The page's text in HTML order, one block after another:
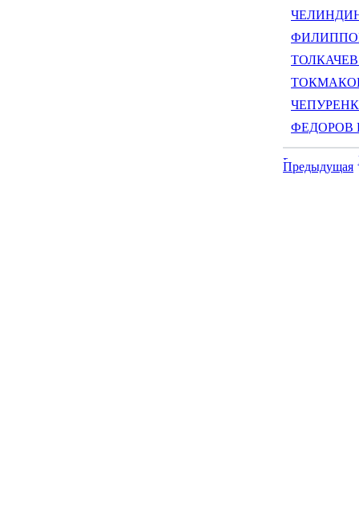
ЧЕЛИНДИН
ФИЛИППОВ
ТОЛКАЧЕВ
ТОКМАКОВ
ФЕДОРОВ
Предыдущая